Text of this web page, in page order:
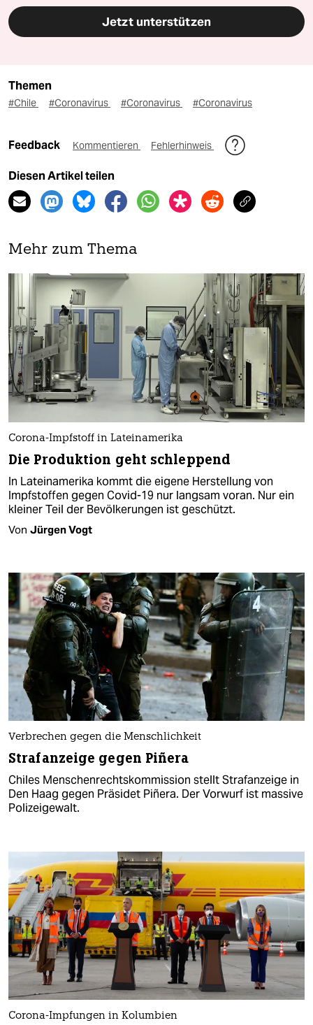
Jetzt unterstützen
Themen
#Chile #Coronavirus #Coronavirus #Coronavirus
Feedback Kommentieren Fehlerhinweis
Diesen Artikel teilen
Mehr zum Thema
Corona-Impfstoff in Lateinamerika
Die Produktion geht schleppend
In Lateinamerika kommt die eigene Herstellung von
Impfstoffen gegen Covid-19 nur langsam voran. Nur ein
kleiner Teil der Bevölkerungen ist geschützt.
Von Jürgen Vogt
Verbrechen gegen die Menschlichkeit
Strafanzeige gegen Piñera
Chiles Menschenrechtskommission stellt Strafanzeige in
Den Haag gegen Präsidet Piñera. Der Vorwurf ist massive
Polizeigewalt.
Corona-Impfungen in Kolumbien